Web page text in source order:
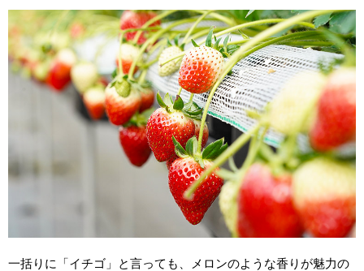
一括りに「イチゴ」と言っても、メロンのような香りが魅力の